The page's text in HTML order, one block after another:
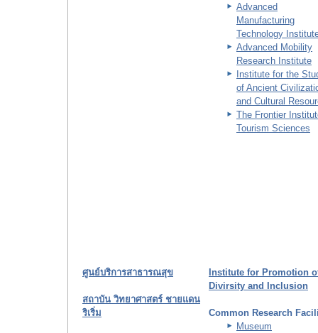
Advanced
Manufacturing
Technology
Advanced Mobility
Research Institute
Institute for the
of Ancient
and Cultural
The Frontier
Tourism Sciences
ศูนย์บริการสาธารณสุข
สถาบัน วิทยาศาสตร์ ชายแดน
ริเริ่ม
Institute for Promotion
Divirsity and Inclusion
Common Research
Museum